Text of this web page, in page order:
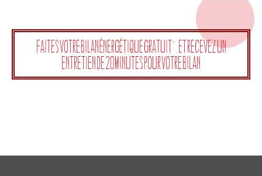
Faites votre bilan énergétique gratuit", et recevez un
entretien de 20 minutes pour votre bilan